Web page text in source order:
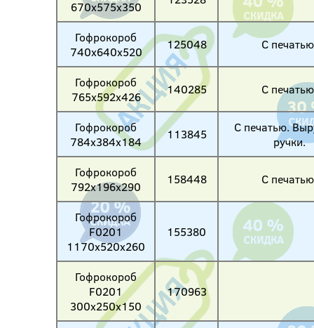
670х575х350
Гофрокороб
740х640х520
125048 С
Гофрокороб
765х592х426
140285 С
Гофрокороб
784х384х184
113845
С печатью.
ручки.
Гофрокороб
792х196х290
158448 С
Гофрокороб
F0201
1170х520х260
155380
Гофрокороб
F0201
300х250х150
170963